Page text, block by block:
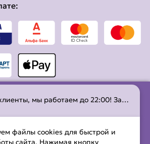
Уважаемые клиенты, мы работаем до 22:00! Заказы на доставку принимаем до 21:30, на самовывоз до 21:45.
файлы cookies для быстрой и
сайта. Нажимая кнопку
2025 . УНП 491275778.
о регистрации в Торговом Реестре
выдано Бобруйским городским